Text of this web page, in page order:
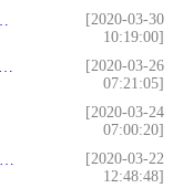
[2020-03-30
10:19:00]
[2020-03-26
07:21:05]
[2020-03-24
07:00:20]
[2020-03-22
12:48:48]